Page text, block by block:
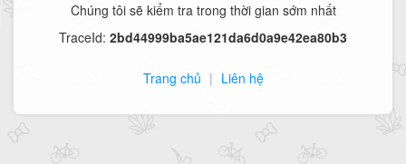
Chúng tôi sẽ kiểm tra trong thời gian sớm nhất
TraceId: 2bd44999ba5ae121da6d0a9e42ea80b3
Trang chủ | Liên hệ